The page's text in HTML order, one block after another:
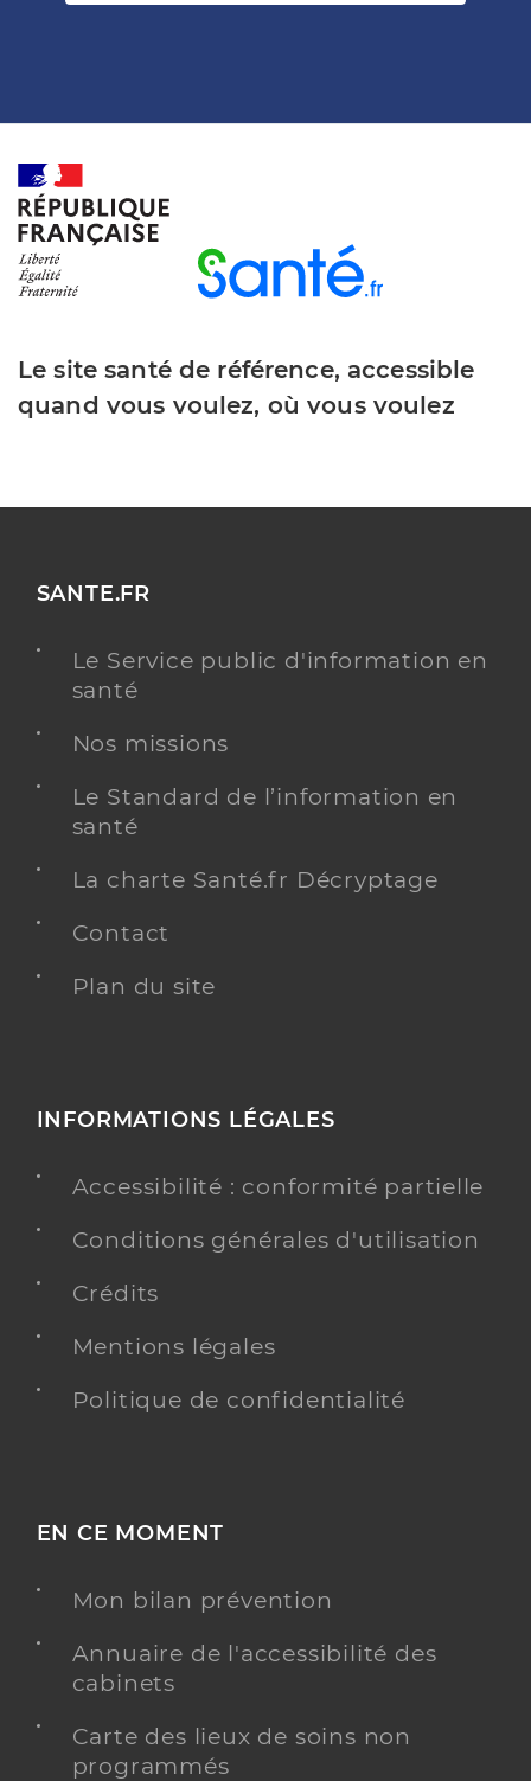
Le site santé de référence, accessible
quand vous voulez, où vous voulez
SANTE.FR
Le Service public d'information en
santé
Nos missions
Le Standard de l’information en
santé
La charte Santé.fr Décryptage
Contact
Plan du site
INFORMATIONS LÉGALES
Accessibilité : conformité partielle
Conditions générales d'utilisation
Crédits
Mentions légales
Politique de confidentialité
EN CE MOMENT
Mon bilan prévention
Annuaire de l'accessibilité des
cabinets
Carte des lieux de soins non
programmés